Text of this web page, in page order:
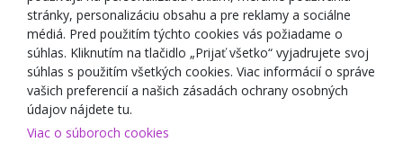
O predajcovi
Mimulo.sk
Obchodné podmienky
Ochrana osobných údajov GDPR
Kontakty
Spolupracujeme
stránky, personalizáciu obsahu a pre reklamy a sociálne
médiá. Pred použitím týchto cookies vás požiadame o
súhlas. Kliknutím na tlačidlo „Prijať všetko“ vyjadrujete svoj
súhlas s použitím všetkých cookies. Viac informácií o správe
vašich preferencií a našich zásadách ochrany osobných
údajov nájdete tu.
Viac o súboroch cookies